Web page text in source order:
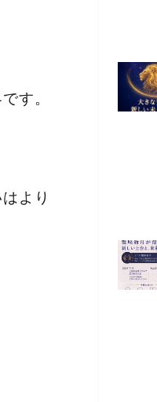
す。
より